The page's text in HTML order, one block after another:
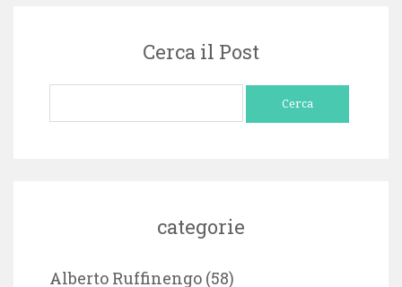
Cerca il Post
categorie
Alberto Ruffinengo (58)